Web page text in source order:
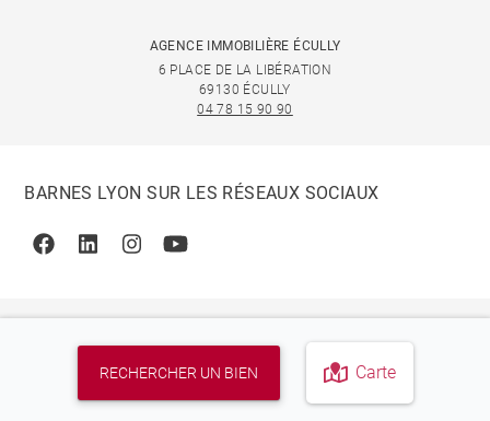
RECHERCHER UN BIEN Carte
AGENCE IMMOBILIÈRE ÉCULLY
6 PLACE DE LA LIBÉRATION
69130 ÉCULLY
04 78 15 90 90
BARNES LYON SUR LES RÉSEAUX SOCIAUX
FacebookLinkedinInstagramYoutube
© 2026 BARNES, INTERNATIONAL REALTY - BARNES
INTERNATIONAL